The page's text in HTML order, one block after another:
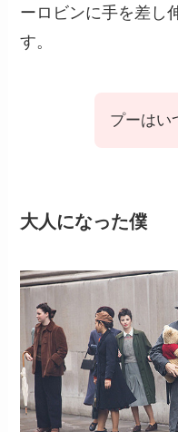
ーロビンに手を差し
す。
プーはい
大人になった僕